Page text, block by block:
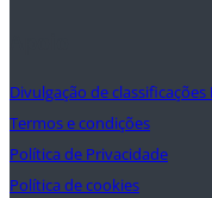
Divulgação de classificações
Termos e condições
Política de Privacidade
Política de cookies